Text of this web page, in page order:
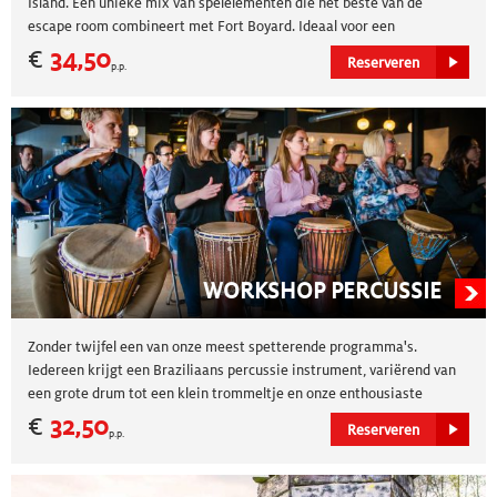
escape room combineert met Fort Boyard. Ideaal voor een
teambuildingsuitje met vrienden, familie of collega's, voor groepen
tot wel 80 personen. Geschikt voor alle leeftijden! Reserveer nu
€ 34,50p.p. Reserveren
WORKSHOP PERCUSSIE
Zonder twijfel een van onze meest spetterende programma's.
Iedereen krijgt een Braziliaans percussie instrument, variërend van
een grote drum tot een klein trommeltje en onze enthousiaste
instructeur zal binnen no time de hele groep aan het trommelen
hebben. De percussieworkshop duurt +/- 75 minuten.
€ 32,50p.p. Reserveren